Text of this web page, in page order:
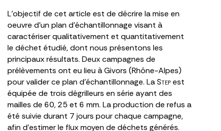
L’objectif de cet article est de décrire la mise en
oeuvre d’un plan d’échantillonnage visant à
caractériser qualitativement et quantitativement
le déchet étudié, dont nous présentons les
principaux résultats. Deux campagnes de
prélèvements ont eu lieu à Givors (Rhône-Alpes)
pour valider ce plan d’échantillonnage. La Stepest
équipée de trois dégrilleurs en série ayant des
mailles de 60, 25 et 6 mm. La production de refus a
été suivie durant 7 jours pour chaque campagne,
afin d’estimer le flux moyen de déchets générés.